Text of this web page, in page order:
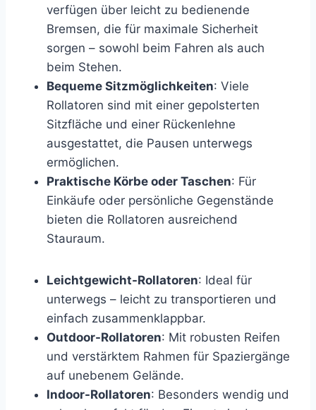
verfügen über leicht zu bedienende
Bremsen, die für maximale Sicherheit
sorgen – sowohl beim Fahren als auch
beim Stehen.
Bequeme Sitzmöglichkeiten: Viele
Rollatoren sind mit einer gepolsterten
Sitzfläche und einer Rückenlehne
ausgestattet, die Pausen unterwegs
ermöglichen.
Praktische Körbe oder Taschen: Für
Einkäufe oder persönliche Gegenstände
bieten die Rollatoren ausreichend
Stauraum.
Leichtgewicht-Rollatoren: Ideal für
unterwegs – leicht zu transportieren und
einfach zusammenklappbar.
Outdoor-Rollatoren: Mit robusten Reifen
und verstärktem Rahmen für Spaziergänge
auf unebenem Gelände.
Indoor-Rollatoren: Besonders wendig und